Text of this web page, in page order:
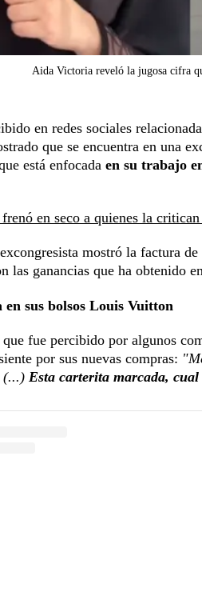
Aida Victoria reveló la jugosa cifra
en redes sociales
que se encuentra en una
está enfocada en su trabajo
en seco a quienes la
mostró la factura
las ganancias que ha obtenido
sus bolsos Louis Vuitton
fue percibido por algunos
por sus nuevas compras:
(...) Esta carterita marcada,